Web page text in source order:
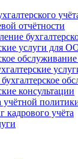
отчётности
услуги для
консультации
учётной
кадрового учёта